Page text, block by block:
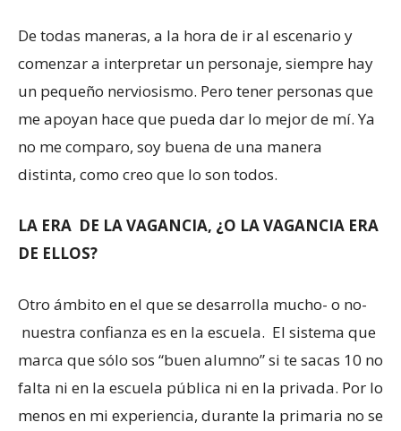
De todas maneras, a la hora de ir al escenario y
comenzar a interpretar un personaje, siempre hay
un pequeño nerviosismo. Pero tener personas que
me apoyan hace que pueda dar lo mejor de mí. Ya
no me comparo, soy buena de una manera
distinta, como creo que lo son todos.
LA ERA DE LA VAGANCIA, ¿O LA VAGANCIA ERA
DE ELLOS?
Otro ámbito en el que se desarrolla mucho- o no-
nuestra confianza es en la escuela. El sistema que
marca que sólo sos “buen alumno” si te sacas 10 no
falta ni en la escuela pública ni en la privada. Por lo
menos en mi experiencia, durante la primaria no se